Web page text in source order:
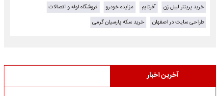
خرید پرینتر لیبل زن
آفرتایم مزایده خودرو
فروشگاه لوله و اتصالات
طراحی سایت در اصفهان
خرید سکه پارسیان گرمی
آخرین اخبار